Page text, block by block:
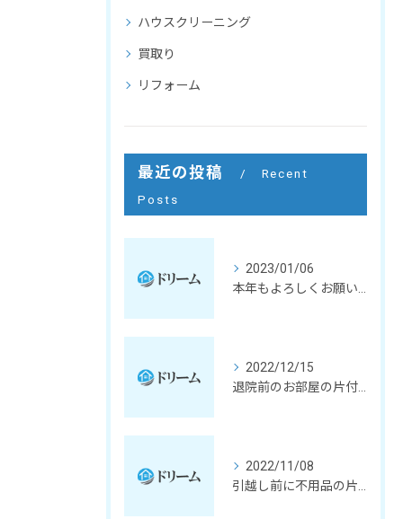
ハウスクリーニング
買取り
リフォーム
最近の投稿
Recent
Posts
2023/01/06
2022/12/15
2022/11/08